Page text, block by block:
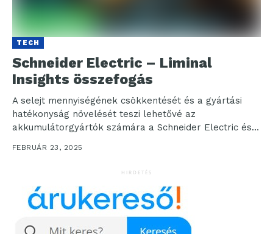
TECH
Schneider Electric – Liminal
Insights összefogás
A selejt mennyiségének csökkentését és a gyártási
hatékonyság növelését teszi lehetővé az
akkumulátorgyártók számára a Schneider Electric és a
Liminal Insights összefogása. A...
FEBRUÁR 23, 2025
HIRDETÉS